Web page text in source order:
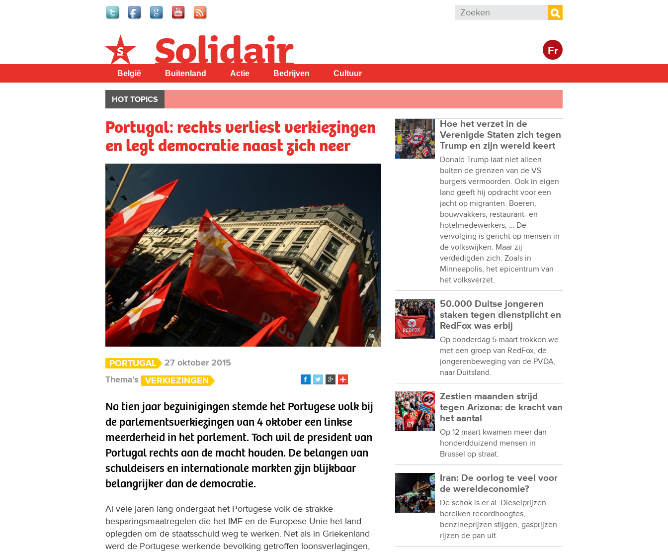
Zoekveld
Zoeken
Fr
Solidair
België Buitenland Actie Bedrijven Cultuur
HOT TOPICS
Portugal: rechts verliest verkiezingen
en legt democratie naast zich neer
PORTUGAL
27 oktober 2015
Thema's
VERKIEZINGEN
Na tien jaar bezuinigingen stemde het Portugese volk bij
de parlementsverkiezingen van 4 oktober een linkse
meerderheid in het parlement. Toch wil de president van
Portugal rechts aan de macht houden. De belangen van
schuldeisers en internationale markten zijn blijkbaar
belangrijker dan de democratie.
Al vele jaren lang ondergaat het Portugese volk de strakke
besparingsmaatregelen die het IMF en de Europese Unie het land
oplegden om de staatsschuld weg te werken. Net als in Griekenland
werd de Portugese werkende bevolking getroffen loonsverlagingen,
Hoe het verzet in de
Verenigde Staten zich tegen
Trump en zijn wereld keert
Donald Trump laat niet alleen
buiten de grenzen van de VS
burgers vermoorden. Ook in eigen
land geeft hij opdracht voor een
jacht op migranten. Boeren,
bouwvakkers, restaurant- en
hotelmedewerkers, … De
vervolging is gericht op mensen in
de volkswijken. Maar zij
verdedigden zich. Zoals in
Minneapolis, het epicentrum van
het volksverzet.
50.000 Duitse jongeren
staken tegen dienstplicht en
RedFox was erbij
Op donderdag 5 maart trokken we
met een groep van RedFox, de
jongerenbeweging van de PVDA,
naar Duitsland.
Zestien maanden strijd
tegen Arizona: de kracht van
het aantal
Op 12 maart kwamen meer dan
honderdduizend mensen in
Brussel op straat.
Iran: De oorlog te veel voor
de wereldeconomie?
De schok is er al. Dieselprijzen
bereiken recordhoogtes,
benzineprijzen stijgen, gasprijzen
rijzen de pan uit.